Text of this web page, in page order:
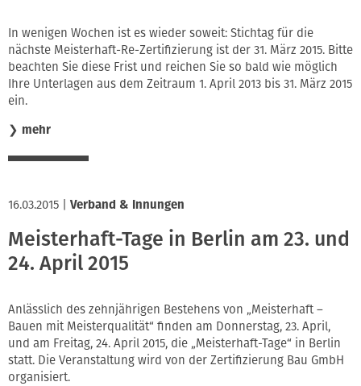
In wenigen Wochen ist es wieder soweit: Stichtag für die
nächste Meisterhaft-Re-Zertifizierung ist der 31. März 2015. Bitte
beachten Sie diese Frist und reichen Sie so bald wie möglich
Ihre Unterlagen aus dem Zeitraum 1. April 2013 bis 31. März 2015
ein.
❯ mehr
16.03.2015 Verband & Innungen
Meisterhaft-Tage in Berlin am 23. und
24. April 2015
Anlässlich des zehnjährigen Bestehens von „Meisterhaft –
Bauen mit Meisterqualität“ finden am Donnerstag, 23. April,
und am Freitag, 24. April 2015, die „Meisterhaft-Tage“ in Berlin
statt. Die Veranstaltung wird von der Zertifizierung Bau GmbH
organisiert.